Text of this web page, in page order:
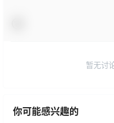
暂无讨
你可能感兴趣的